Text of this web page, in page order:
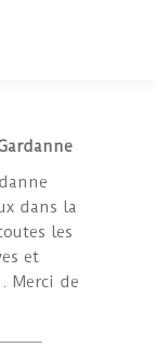
dans la
les
et
Merci de